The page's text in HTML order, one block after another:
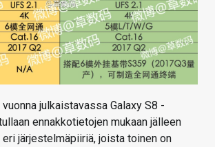
julkaistavassa Galaxy S8 -
ennakkotietojen mukaan jälleen
eri järjestelmäpiiriä, joista toinen on